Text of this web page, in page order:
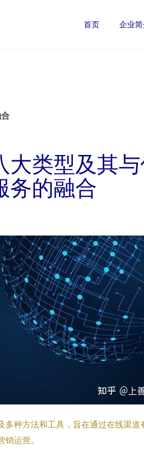
首页 企业
大类型及其
务的融合
种方法和工具，旨在通过在线渠
运营。